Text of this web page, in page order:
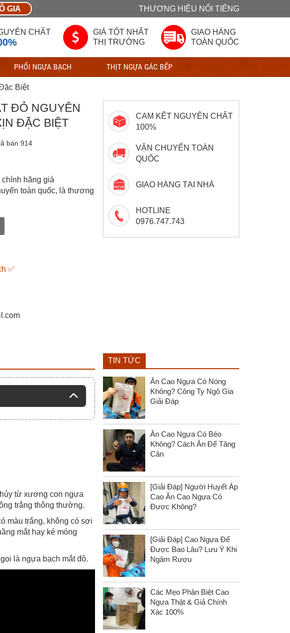
GIA THƯƠNG HIỆU NỔI TIẾNG
CHẤT
GIÁ TỐT NHẤT
THỊ TRƯỜNG
GIAO HÀNG
TOÀN QUỐC
PHỔI NGỰA BẠCH THỊT NGỰA GÁC BẾP
Biệt
ĐỎ NGUYÊN
ĐẶC BIỆT
bán914
hãng giá
toàn quốc, là thương
✅
CAM KẾT NGUYÊN CHẤT
100%
VẬN CHUYỂN TOÀN
QUỐC
GIAO HÀNG TẠI NHÀ
HOTLINE
0976.747.743
từ xương con ngựa
trắng thông thường.
màu trắng, không có sợi
mắt hay ké móng
là ngựa bạch mắt đỏ.
TIN TỨC
Ăn Cao Ngựa Có Nóng
Không? Công Ty Ngô Gia
Giải Đáp
Ăn Cao Ngựa Có Béo
Không? Cách Ăn Để Tăng
Cân
[Giải Đáp] Người Huyết Áp
Cao Ăn Cao Ngựa Có
Được Không?
[Giải Đáp] Cao Ngựa Để
Được Bao Lâu? Lưu Ý Khi
Ngâm Rượu
Các Mẹo Phân Biệt Cao
Ngựa Thật & Giả Chính
Xác 100%